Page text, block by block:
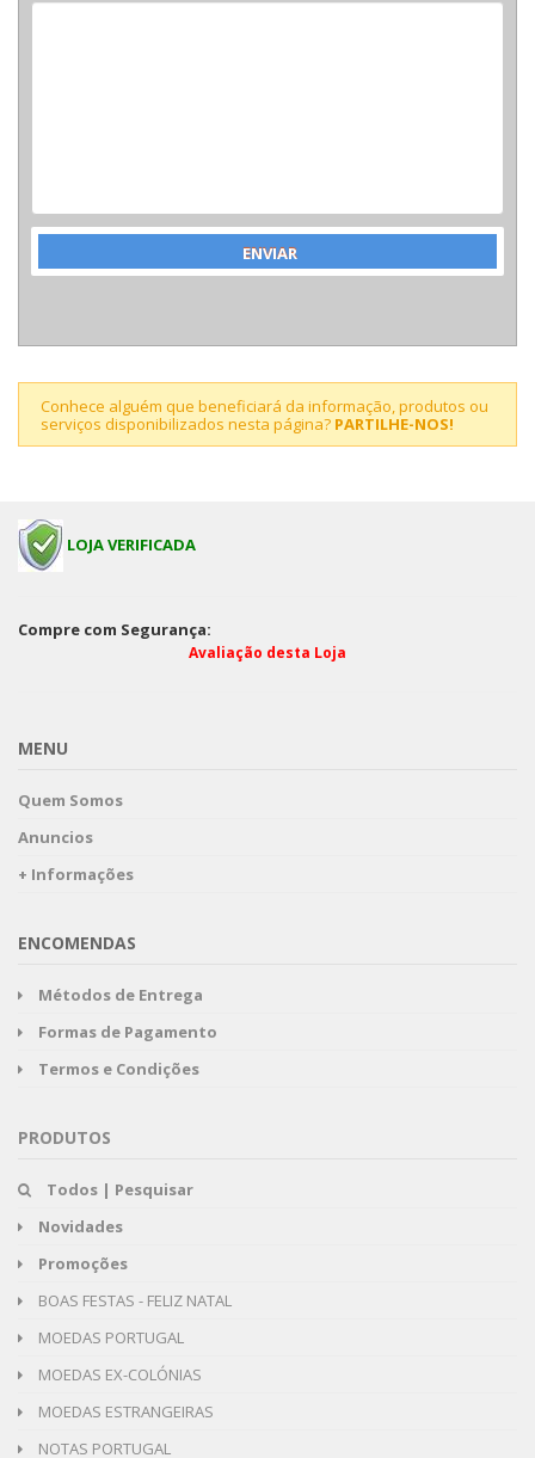
Conhece alguém que beneficiará da informação, produtos ou
serviços disponibilizados nesta página? PARTILHE-NOS!
LOJA VERIFICADA
Compre com Segurança:
Avaliação desta Loja
MENU
Quem Somos
Anuncios
+ Informações
ENCOMENDAS
Métodos de Entrega
Formas de Pagamento
Termos e Condições
PRODUTOS
Todos | Pesquisar
Novidades
Promoções
BOAS FESTAS - FELIZ NATAL
MOEDAS PORTUGAL
MOEDAS EX-COLÓNIAS
MOEDAS ESTRANGEIRAS
NOTAS PORTUGAL